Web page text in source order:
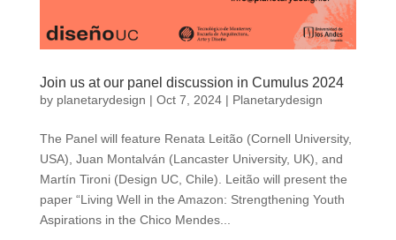
Join us at our panel discussion in Cumulus 2024
by planetarydesign | Oct 7, 2024| Planetarydesign
The Panel will feature Renata Leitão (Cornell University,
USA), Juan Montalván (Lancaster University, UK), and
Martín Tironi (Design UC, Chile). Leitão will present the
paper “Living Well in the Amazon: Strengthening Youth
Aspirations in the Chico Mendes...